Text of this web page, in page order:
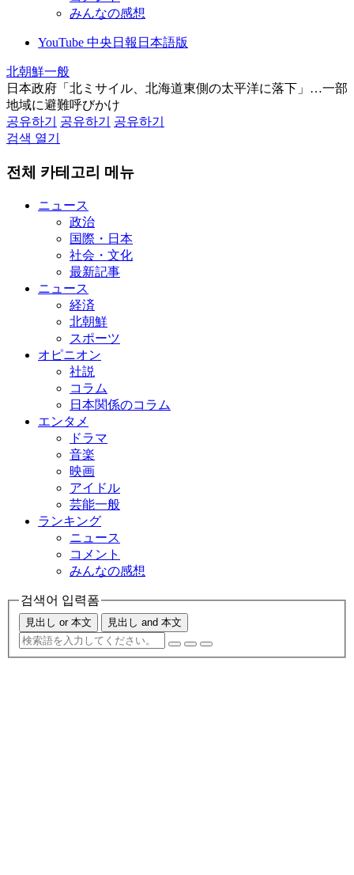
みんなの感想
YouTube 中央日報日本語版
北朝鮮一般
日本政府「北ミサイル、北海道東側の太平洋に落下」…一部
地域に避難呼びかけ
공유하기
공유하기
공유하기
검색 열기
전체 카테고리 메뉴
ニュース
政治
国際・日本
社会・文化
最新記事
ニュース
経済
北朝鮮
スポーツ
オピニオン
社説
コラム
日本関係のコラム
エンタメ
ドラマ
音楽
映画
アイドル
芸能一般
ランキング
ニュース
コメント
みんなの感想
검색어 입력폼
見出し or 本文 見出し and 本文